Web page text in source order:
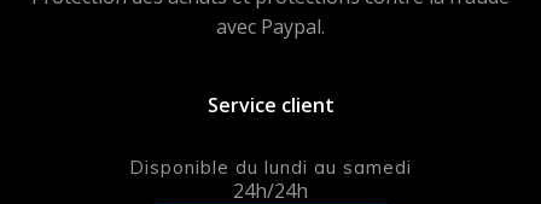
avec Paypal.
Service client
Disponible du lundi au samedi
24h/24h